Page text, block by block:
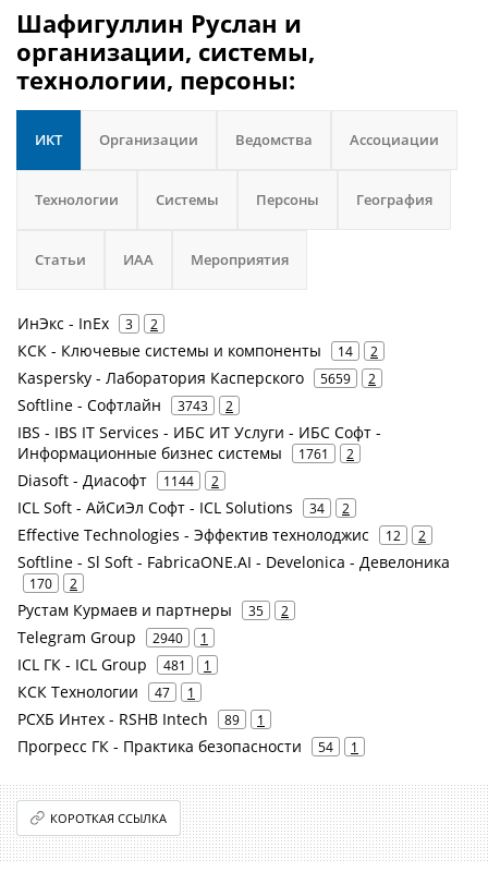
Шафигуллин Руслан и
организации, системы,
технологии, персоны:
ИКТ Организации Ведомства Ассоциации
Технологии Системы Персоны География
Статьи ИАА Мероприятия
ИнЭкс - InEx 3 2
КСК - Ключевые системы и компоненты 14 2
Kaspersky - Лаборатория Касперского 5659 2
Softline - Софтлайн 3743 2
IBS - IBS IT Services - ИБС ИТ Услуги - ИБС Софт -
Информационные бизнес системы
1761 2
Diasoft - Диасофт 1144 2
ICL Soft - АйСиЭл Софт - ICL Solutions 34 2
Effective Technologies - Эффектив технолоджис 12 2
Softline - Sl Soft - FabricaONE.AI - Develonica - Девелоника
170 2
Рустам Курмаев и партнеры 35 2
Telegram Group 2940 1
ICL ГК - ICL Group 481 1
КСК Технологии 47 1
РСХБ Интех - RSHB Intech 89 1
Прогресс ГК - Практика безопасности 54 1
КОРОТКАЯ ССЫЛКА